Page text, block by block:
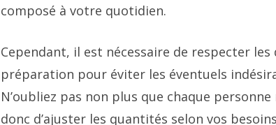
composé à votre quotidien.
Cependant, il est nécessaire de respecter
préparation pour éviter les éventuels
N’oubliez pas non plus que chaque
donc d’ajuster les quantités selon vos